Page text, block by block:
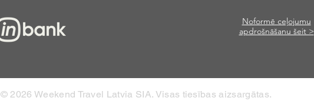
Noformē ceļojumu
apdrošnāšanu šeit >
© 2026 Weekend Travel Latvia SIA. Visas tiesības aizsargātas.